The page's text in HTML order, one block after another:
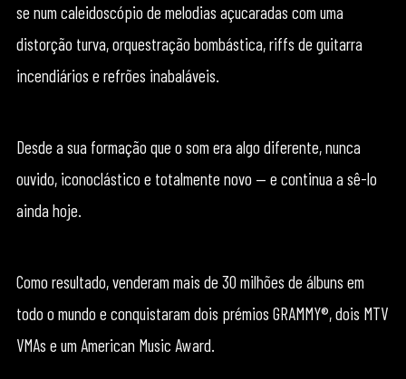
se num caleidoscópio de melodias açucaradas com uma
distorção turva, orquestração bombástica, riffs de guitarra
incendiários e refrões inabaláveis.
Desde a sua formação que o som era algo diferente, nunca
ouvido, iconoclástico e totalmente novo — e continua a sê-lo
ainda hoje.
Como resultado, venderam mais de 30 milhões de álbuns em
todo o mundo e conquistaram dois prémios GRAMMY®, dois MTV
VMAs e um American Music Award.